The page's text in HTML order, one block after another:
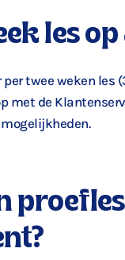
les
per twee weken
met de